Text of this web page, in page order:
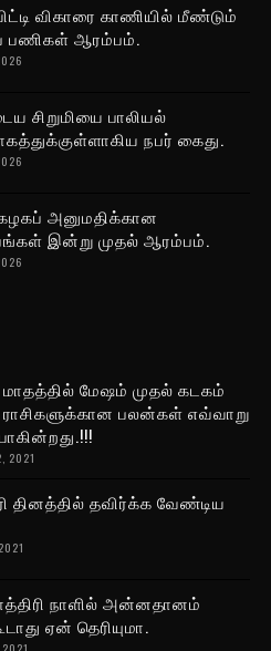
விகாரை காணியில் மீண்டும்
பணிகள் ஆரம்பம்.
சிறுமியை பாலியல்
நபர் கைது.
அனுமதிக்கான
இன்று முதல் ஆரம்பம்.
மேஷம் முதல் கடகம்
பலன்கள் எவ்வாறு
2021
தினத்தில் தவிர்க்க வேண்டிய
நாளில் அன்னதானம்
ஏன் தெரியுமா.